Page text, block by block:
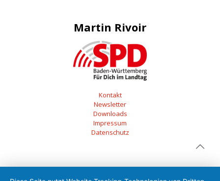
Martin Rivoir
Kontakt
Newsletter
Downloads
Impressum
Datenschutz